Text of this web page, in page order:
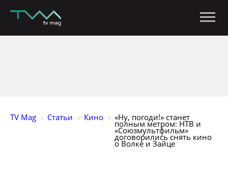
TV Mag Статьи Кино «Ну, погоди!» станет
полным метром: НТВ и
«Союзмультфильм»
договорились снять кино
о Волке и Зайце